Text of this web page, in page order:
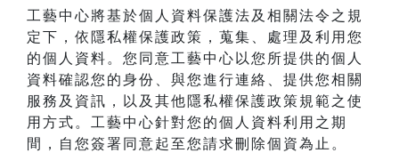
工藝中心將基於個人資料保護法及相關法令之規
定下，依隱私權保護政策，蒐集、處理及利用您
的個人資料。您同意工藝中心以您所提供的個人
資料確認您的身份、與您進行連絡、提供您相關
服務及資訊，以及其他隱私權保護政策規範之使
用方式。工藝中心針對您的個人資料利用之期
間，自您簽署同意起至您請求刪除個資為止。